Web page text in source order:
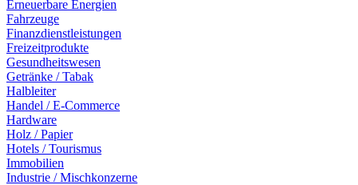
Erneuerbare Energien
Fahrzeuge
Finanzdienstleistungen
Freizeitprodukte
Gesundheitswesen
Getränke / Tabak
Halbleiter
Handel / E-Commerce
Hardware
Holz / Papier
Hotels / Tourismus
Immobilien
Industrie / Mischkonzerne